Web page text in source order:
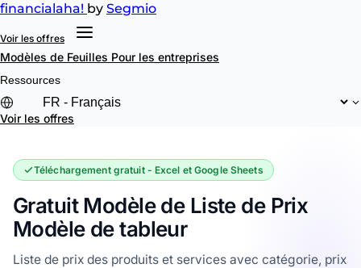
financialaha! by Segmio
Voir les offres
Modèles de Feuilles Pour les entreprises
Ressources
Voir les offres
Téléchargement gratuit - Excel et Google Sheets
Gratuit Modèle de Liste de Prix
Modèle de tableur
Liste de prix des produits et services avec catégorie, prix